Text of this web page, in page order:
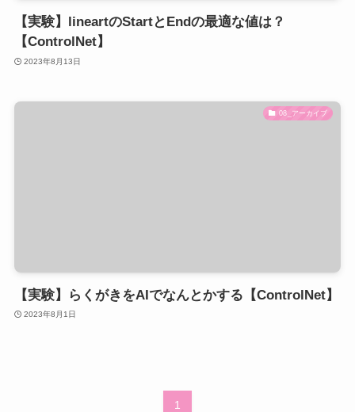
【実験】lineartのStartとEndの最適な値は？
【ControlNet】
2023年8月13日
08_アーカイブ
【実験】らくがきをAIでなんとかする【ControlNet】
2023年8月1日
1